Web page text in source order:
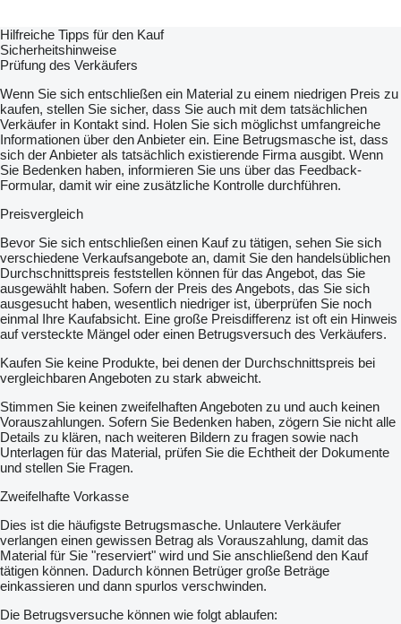
Hilfreiche Tipps für den Kauf
Sicherheitshinweise
Prüfung des Verkäufers
Wenn Sie sich entschließen ein Material zu einem niedrigen Preis zu
kaufen, stellen Sie sicher, dass Sie auch mit dem tatsächlichen
Verkäufer in Kontakt sind. Holen Sie sich möglichst umfangreiche
Informationen über den Anbieter ein. Eine Betrugsmasche ist, dass
sich der Anbieter als tatsächlich existierende Firma ausgibt. Wenn
Sie Bedenken haben, informieren Sie uns über das Feedback-
Formular, damit wir eine zusätzliche Kontrolle durchführen.
Preisvergleich
Bevor Sie sich entschließen einen Kauf zu tätigen, sehen Sie sich
verschiedene Verkaufsangebote an, damit Sie den handelsüblichen
Durchschnittspreis feststellen können für das Angebot, das Sie
ausgewählt haben. Sofern der Preis des Angebots, das Sie sich
ausgesucht haben, wesentlich niedriger ist, überprüfen Sie noch
einmal Ihre Kaufabsicht. Eine große Preisdifferenz ist oft ein Hinweis
auf versteckte Mängel oder einen Betrugsversuch des Verkäufers.
Kaufen Sie keine Produkte, bei denen der Durchschnittspreis bei
vergleichbaren Angeboten zu stark abweicht.
Stimmen Sie keinen zweifelhaften Angeboten zu und auch keinen
Vorauszahlungen. Sofern Sie Bedenken haben, zögern Sie nicht alle
Details zu klären, nach weiteren Bildern zu fragen sowie nach
Unterlagen für das Material, prüfen Sie die Echtheit der Dokumente
und stellen Sie Fragen.
Zweifelhafte Vorkasse
Dies ist die häufigste Betrugsmasche. Unlautere Verkäufer
verlangen einen gewissen Betrag als Vorauszahlung, damit das
Material für Sie "reserviert" wird und Sie anschließend den Kauf
tätigen können. Dadurch können Betrüger große Beträge
einkassieren und dann spurlos verschwinden.
Die Betrugsversuche können wie folgt ablaufen: